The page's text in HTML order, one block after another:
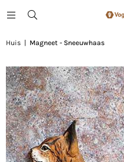
Huis Magneet - Sneeuwhaas